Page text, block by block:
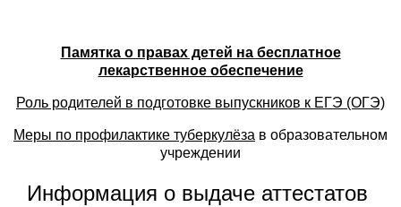
Памятка о правах детей на бесплатное
лекарственное обеспечение
Роль родителей в подготовке выпускников к ЕГЭ (ОГЭ)
Меры по профилактике туберкулёза в образовательном
учреждении
Информация о выдаче аттестатов